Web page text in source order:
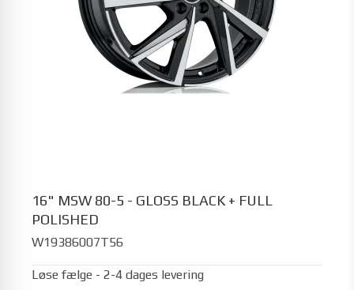
16" MSW 80-5 - GLOSS BLACK + FULL
POLISHED
W19386007T56
Løse fælge - 2-4 dages levering